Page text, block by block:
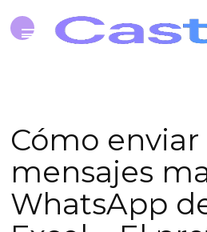
Cómo enviar
mensajes
WhatsApp